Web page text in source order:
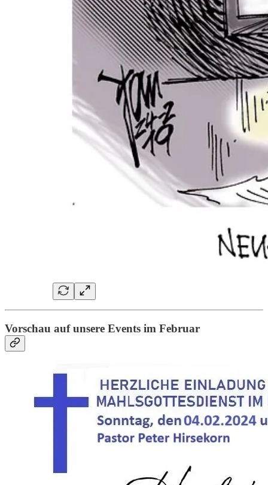
Vorschau auf unsere Events im Februar